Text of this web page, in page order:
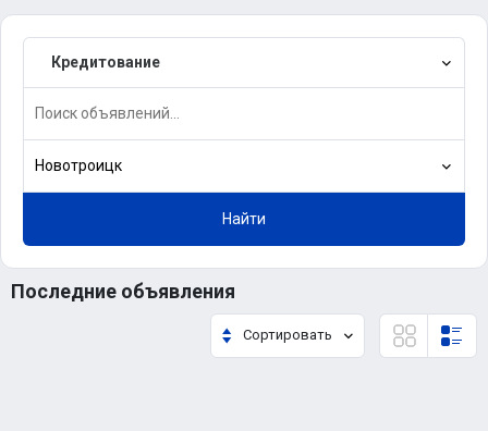
Кредитование
Новотроицк
Найти
Последние объявления
Сортировать